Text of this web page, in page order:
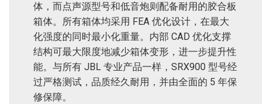
体，而点声源型号和低音炮则配备耐用的胶合板
箱体。所有箱体均采用 FEA 优化设计，在最大
化强度的同时最小化重量。内部 CAD 优化支撑
结构可最大限度地减少箱体变形，进一步提升性
能。与所有 JBL 专业产品一样，SRX900 型号经
过严格测试，品质经久耐用，并由全面的 5 年保
修保障。